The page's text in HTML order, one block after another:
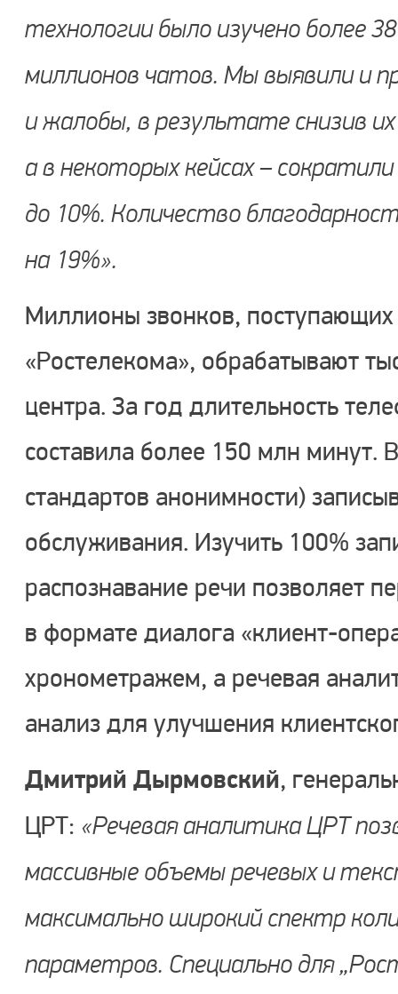
технологии было изучено более
миллионов чатов. Мы выявили и
и жалобы, в результате снизив
а в некоторых кейсах –
до 10%. Количество
на 19%».
Миллионы звонков, поступающих
«Ростелекома», обрабатывают
центра. За год длительность
составила более 150 млн минут.
стандартов анонимности)
обслуживания. Изучить 100%
распознавание речи позволяет
в формате диалога «клиент-
хронометражем, а речевая
анализ для улучшения
Дмитрий Дырмовский,
ЦРТ: «Речевая аналитика ЦРТ
массивные объемы речевых и
максимально широкий спектр
параметров. Специально для